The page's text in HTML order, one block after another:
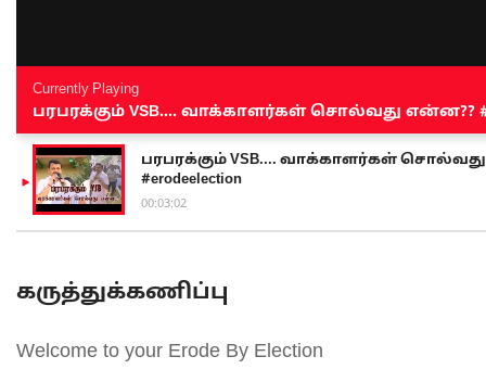
Currently Playing
பரபரக்கும் VSB.... வாக்காளர்கள் சொல்வது என்ன??
பரபரக்கும் VSB.... வாக்காளர்கள் சொல்வது
#erodeelection
00:03:02
கருத்துக்கணிப்பு
Welcome to your Erode By Election